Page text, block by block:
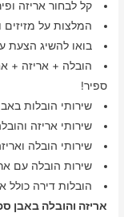
קל לבחור אריזה
המלצות על מזיזים
בואו להשיג הצעת
הובלה + אריזה +
ספיר!
שירותי הובלות
שירותי אריזה
שירותי הובלה
שירות הובלה עם
הובלות דירה כולל
אריזה והובלה באבן